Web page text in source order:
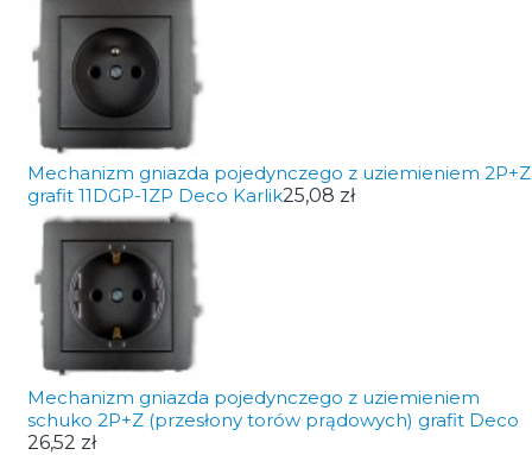
Mechanizm gniazda pojedynczego z uziemieniem 2P+Z
grafit 11DGP-1ZP Deco Karlik25,08 zł
Mechanizm gniazda pojedynczego z uziemieniem
schuko 2P+Z (przesłony torów prądowych) grafit Deco
26,52 zł